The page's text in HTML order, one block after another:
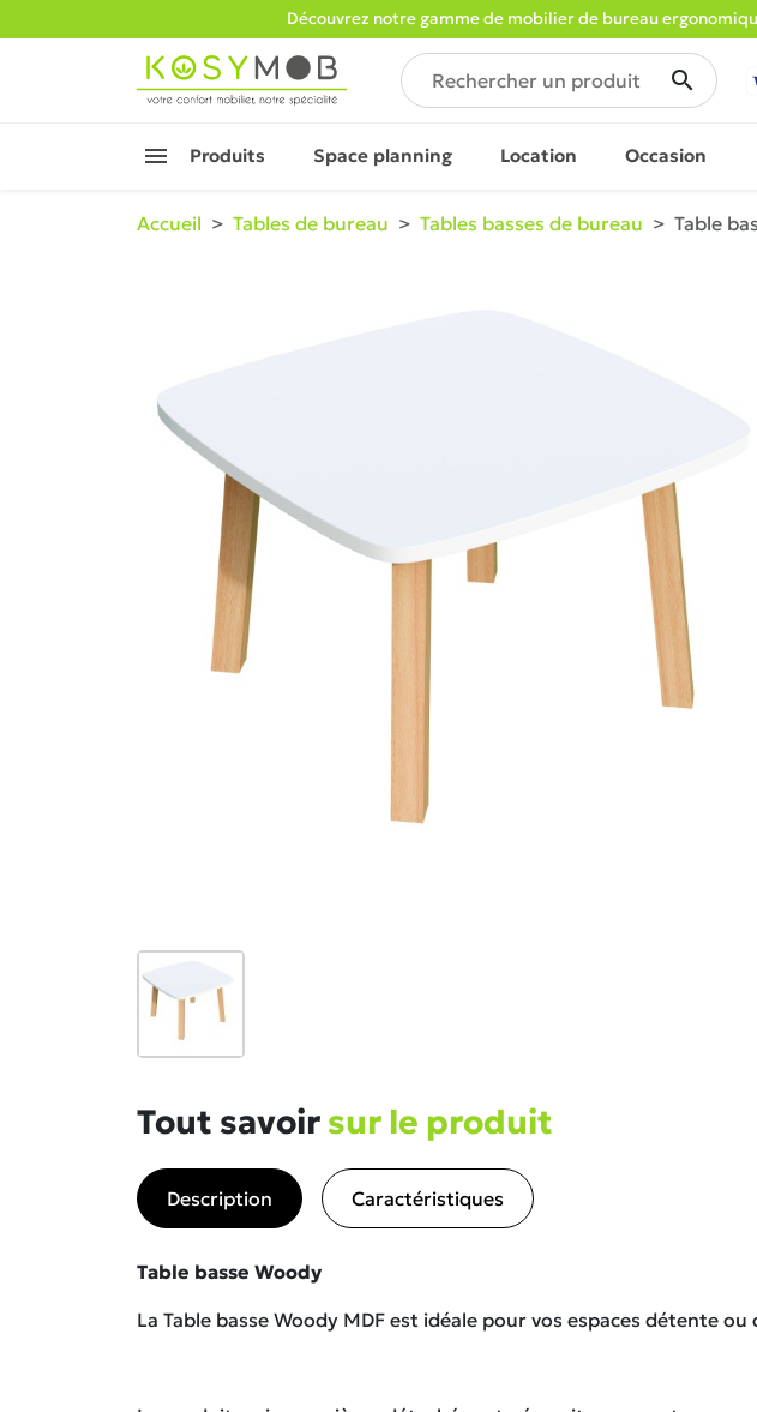
Découvrez notre gamme de mobilier de bureau
search
 Produits Space planning Location Occasion
Accueil Tables de bureau Tables basses de bureau Table
Tout savoir sur le produit
Description Caractéristiques
Table basse Woody
La Table basse Woody MDF est idéale pour vos espaces détente